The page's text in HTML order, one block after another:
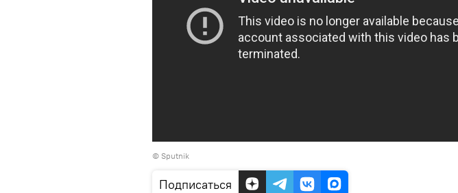
© Sputnik
Подписаться